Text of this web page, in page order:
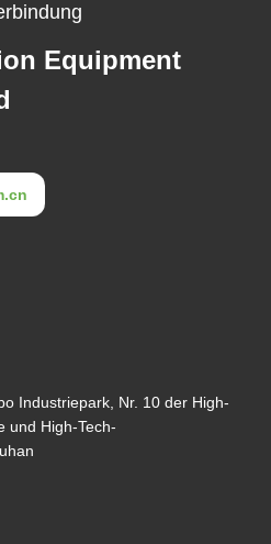
Equipment
Industriepark, Nr. 10 der High-
und High-Tech-